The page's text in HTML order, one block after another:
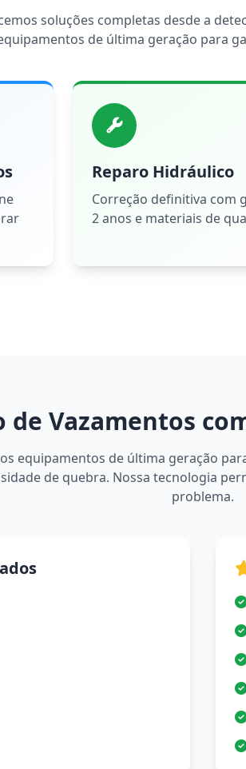
soluções completas desde a
de última geração para
Reparo Hidráulico
Correção definitiva com
2 anos e materiais de
de Vazamentos
equipamentos de última geração
de quebra. Nossa tecnologia
problema.